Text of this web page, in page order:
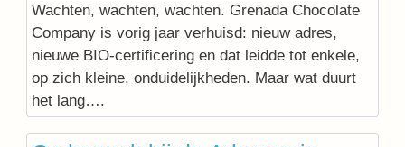
Wachten, wachten, wachten. Grenada Chocolate
Company is vorig jaar verhuisd: nieuw adres,
nieuwe BIO-certificering en dat leidde tot enkele,
op zich kleine, onduidelijkheden. Maar wat duurt
het lang….